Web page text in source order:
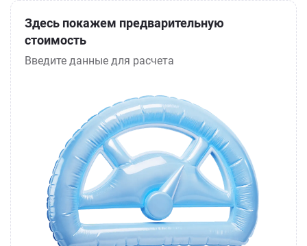
Здесь покажем предварительную
стоимость
Введите данные для расчета